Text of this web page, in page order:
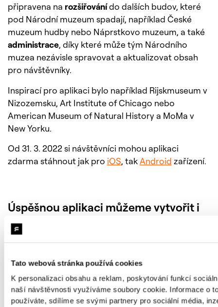
Tato webová stránka používá cookies
K personalizaci obsahu a reklam, poskytování funkcí
naší návštěvnosti využíváme soubory cookie. Informace o
používáte, sdílíme se svými partnery pro sociální média,
připravena na rozšiřovánído dalších budov, které
pod Národní muzeum spadají, například České
muzeum hudby nebo Náprstkovo muzeum, a také
administrace, díky které může tým Národního
muzea nezávisle spravovat a aktualizovat obsah
pro návštěvníky.
Inspirací pro aplikaci bylo například Rijskmuseum v
Nizozemsku, Art Institute of Chicago nebo
American Museum of Natural History a MoMa v
New Yorku.
Od 31. 3. 2022 si návštěvníci mohou aplikaci
zdarma stáhnout jak pro iOS, takAndroid zařízení.
Úspěšnou aplikaci můžeme vytvořit i
pro vás.
NapišteLukášovi, který Futured založil:
lukas.strnadel@futured.app
&+420 605 312 459